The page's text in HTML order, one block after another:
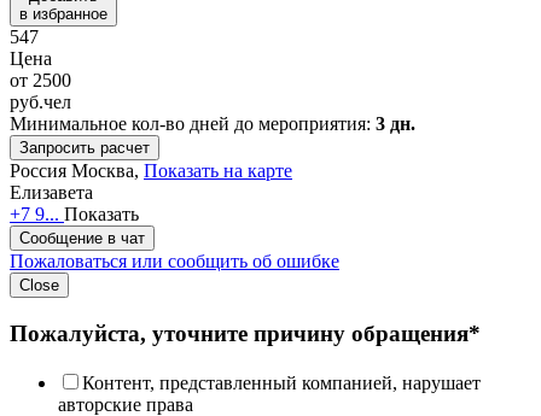
в избранное
547
Цена
от 2500
руб.чел
Минимальное кол-во дней до мероприятия: 3 дн.
Запросить расчет
Россия Москва, Показать на карте
Елизавета
+7 9... Показать
Сообщение в чат
Пожаловаться или сообщить об ошибке
Close
Пожалуйста, уточните причину обращения*
Контент, представленный компанией, нарушает
авторские права